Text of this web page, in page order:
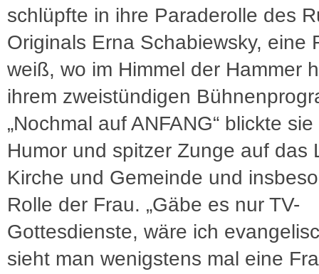
schlüpfte in ihre Paraderolle des
Originals Erna Schabiewsky, eine
weiß, wo im Himmel der Hammer
ihrem zweistündigen
„Nochmal auf ANFANG“ blickte sie
Humor und spitzer Zunge auf das
Kirche und Gemeinde und
Rolle der Frau. „Gäbe es nur TV-
Gottesdienste, wäre ich
sieht man wenigstens mal eine